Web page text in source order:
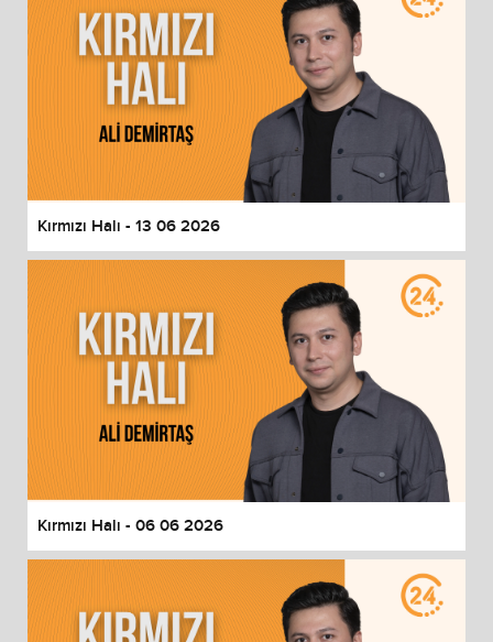
Kırmızı Halı - 13 06 2026
Kırmızı Halı - 06 06 2026